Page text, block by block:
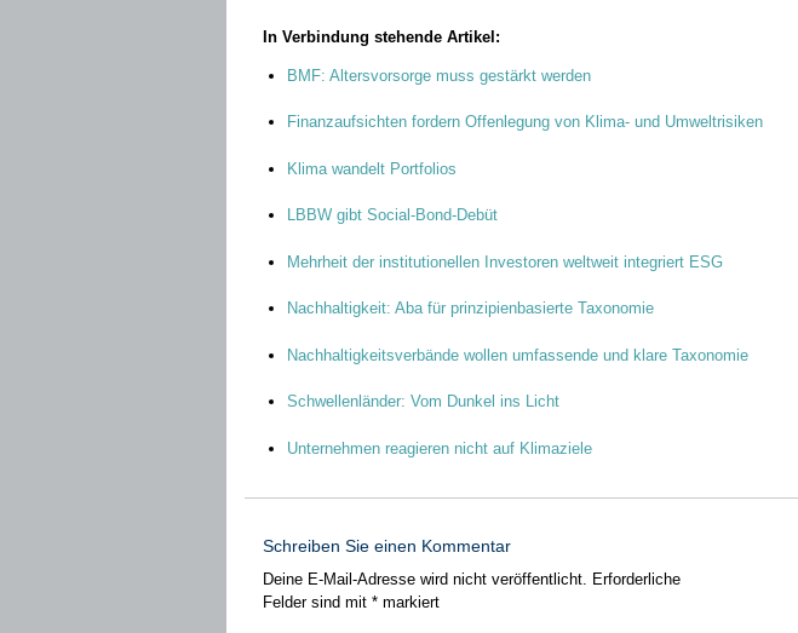
In Verbindung stehende Artikel:
BMF: Altersvorsorge muss gestärkt werden
Finanzaufsichten fordern Offenlegung von Klima- und Umweltrisiken
Klima wandelt Portfolios
LBBW gibt Social-Bond-Debüt
Mehrheit der institutionellen Investoren weltweit integriert ESG
Nachhaltigkeit: Aba für prinzipienbasierte Taxonomie
Nachhaltigkeitsverbände wollen umfassende und klare Taxonomie
Schwellenländer: Vom Dunkel ins Licht
Unternehmen reagieren nicht auf Klimaziele
Schreiben Sie einen Kommentar
Deine E-Mail-Adresse wird nicht veröffentlicht. Erforderliche
Felder sind mit * markiert